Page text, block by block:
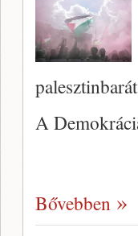
A
Bővebben